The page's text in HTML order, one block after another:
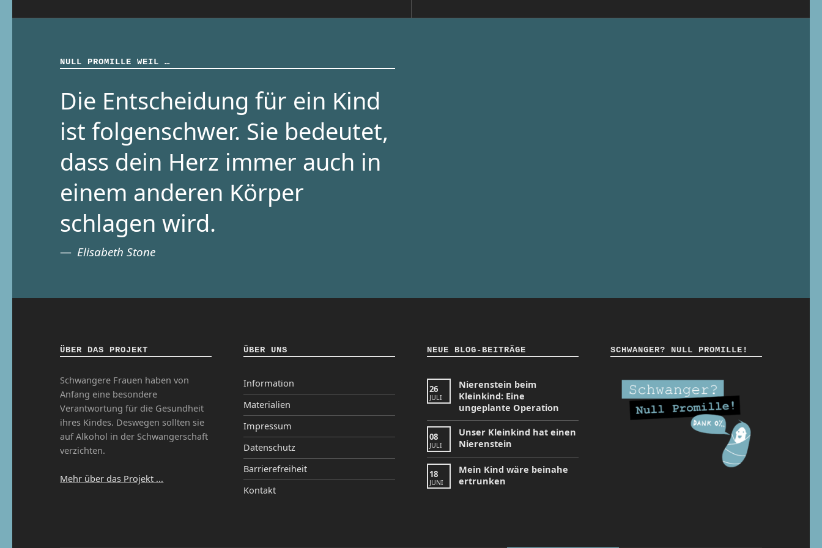
NULL PROMILLE WEIL …
Die Entscheidung für ein Kind
ist folgenschwer. Sie bedeutet,
dass dein Herz immer auch in
einem anderen Körper
schlagen wird.
Elisabeth Stone
ÜBER DAS PROJEKT
Schwangere Frauen haben von
Anfang eine besondere
Verantwortung für die Gesundheit
ihres Kindes. Deswegen sollten sie
auf Alkohol in der Schwangerschaft
verzichten.
Mehr über das Projekt ...
ÜBER UNS
Information
Materialien
Impressum
Datenschutz
Barrierefreiheit
Kontakt
NEUE BLOG-BEITRÄGE
26
JULI
Nierenstein beim
Kleinkind: Eine
ungeplante Operation
08
JULI
Unser Kleinkind hat einen
Nierenstein
18
JUNI
Mein Kind wäre beinahe
ertrunken
SCHWANGER? NULL PROMILLE!